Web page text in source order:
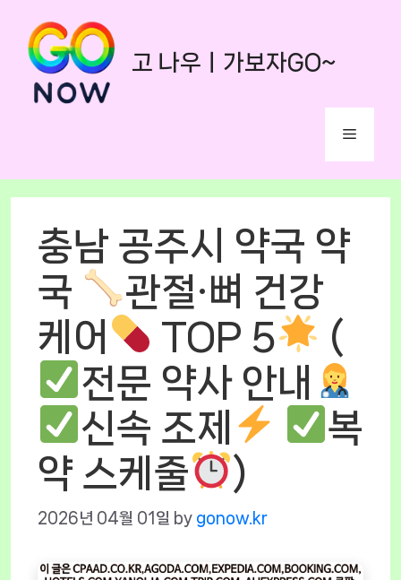
content
고 나우ㅣ가보자GO~
Menu
충남 공주시 약국 약
국
관절·뼈 건강
케어
TOP 5
(
전문 약사 안내
신속 조제
복
약 스케줄
)
2026년 04월 01일 by gonow.kr